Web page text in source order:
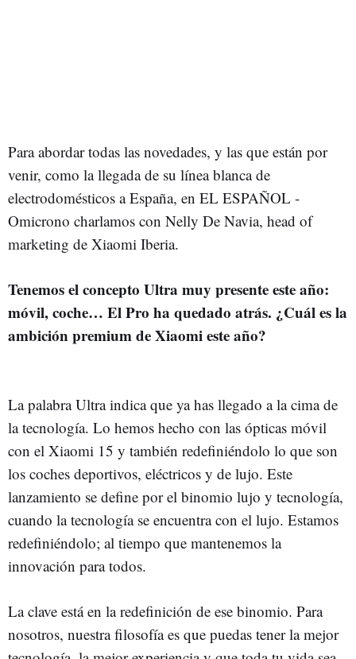
Para abordar todas las novedades, y las que están por
venir, como la llegada de su línea blanca de
electrodomésticos a España, en EL ESPAÑOL -
Omicrono charlamos con Nelly De Navia, head of
marketing de Xiaomi Iberia.
Tenemos el concepto Ultra muy presente este año:
móvil, coche… El Pro ha quedado atrás. ¿Cuál es la
ambición premium de Xiaomi este año?
La palabra Ultra indica que ya has llegado a la cima de
la tecnología. Lo hemos hecho con las ópticas móvil
con el Xiaomi 15 y también redefiniéndolo lo que son
los coches deportivos, eléctricos y de lujo. Este
lanzamiento se define por el binomio lujo y tecnología,
cuando la tecnología se encuentra con el lujo. Estamos
redefiniéndolo; al tiempo que mantenemos la
innovación para todos.
La clave está en la redefinición de ese binomio. Para
nosotros, nuestra filosofía es que puedas tener la mejor